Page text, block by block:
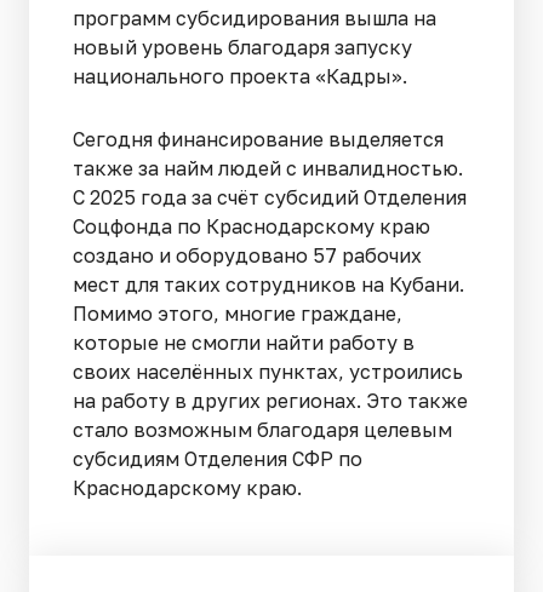
программ субсидирования вышла на
новый уровень благодаря запуску
национального проекта «Кадры».
Сегодня финансирование выделяется
также за найм людей с инвалидностью.
С 2025 года за счёт субсидий Отделения
Соцфонда по Краснодарскому краю
создано и оборудовано 57 рабочих
мест для таких сотрудников на Кубани.
Помимо этого, многие граждане,
которые не смогли найти работу в
своих населённых пунктах, устроились
на работу в других регионах. Это также
стало возможным благодаря целевым
субсидиям Отделения СФР по
Краснодарскому краю.